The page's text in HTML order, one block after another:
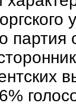
партия